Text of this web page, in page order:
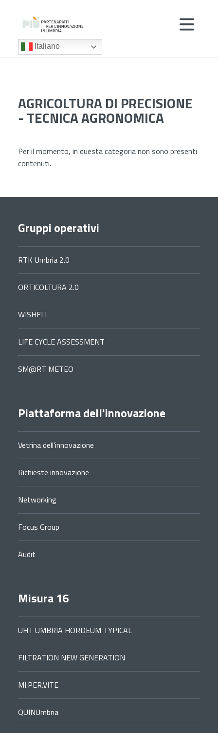
Italiano
AGRICOLTURA DI PRECISIONE
- TECNICA AGRONOMICA
Per il momento, in questa categoria non sono presenti
contenuti.
Gruppi operativi
RTK Umbria 2.0
ORTICOLTURA 2.0
WISHELI
LIFE CYCLE ASSESSMENT
SM@RT METEO
Piattaforma dell'innovazione
Vetrina dell’innovazione
Richieste innovazione
Networking
Focus Group
Audit
Misura 16
UHT UMBRIA HORDEUM TYPICAL
FILTRATION NEW GENERATION
MI.PER.VITE
QUINUmbria